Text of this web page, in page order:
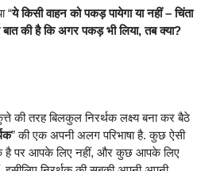
“ये किसी वाहन को पकड़ पायेगा या नहीं – चिंता
की है कि अगर पकड़ भी लिया, तब क्या?
की तरह बिलकुल निरर्थक लक्ष्य बना कर बैठे
” की एक अपनी अलग परिभाषा है. कुछ ऐसी
है पर आपके लिए नहीं, और कुछ आपके लिए